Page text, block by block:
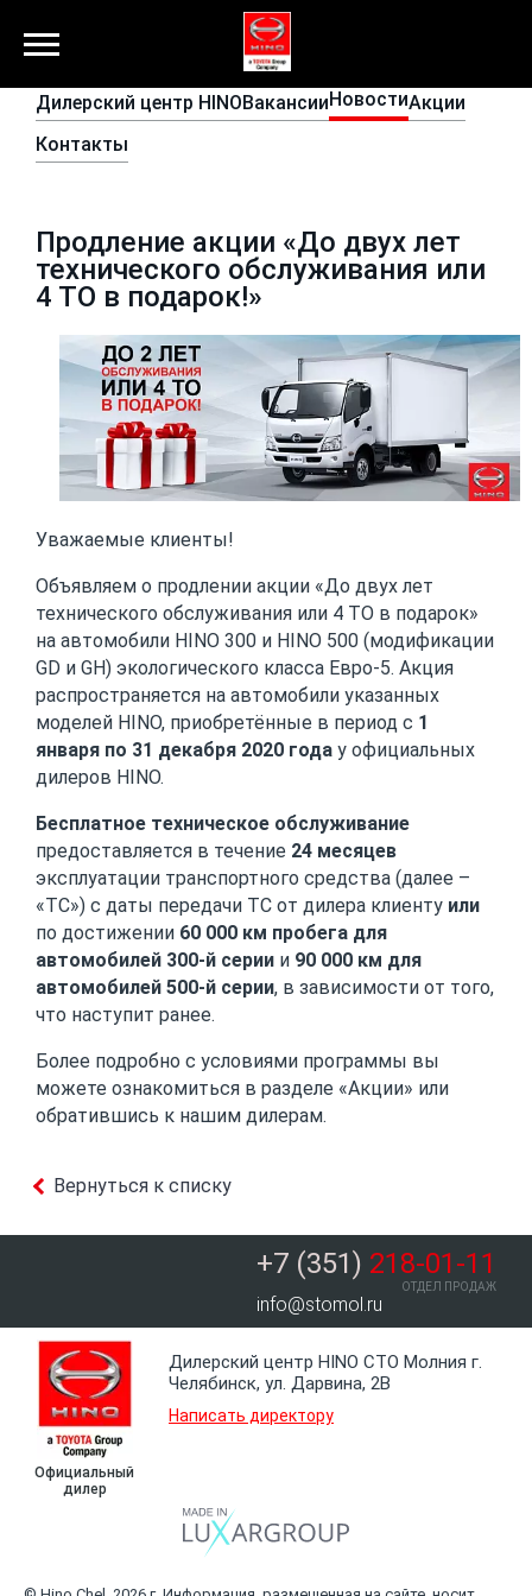
Дилерский центр HINOВакансииНовостиАкции
Контакты
Продление акции «До двух лет
технического обслуживания или
4 ТО в подарок!»
Уважаемые клиенты!
Объявляем о продлении акции «До двух лет
технического обслуживания или 4 ТО в подарок»
на автомобили HINO 300 и HINO 500 (модификации
GD и GH) экологического класса Евро-5. Акция
распространяется на автомобили указанных
моделей HINO, приобретённые в период с 1
января по 31 декабря 2020 года у официальных
дилеров HINO.
Бесплатное техническое обслуживание
предоставляется в течение 24 месяцев
эксплуатации транспортного средства (далее –
«ТС») с даты передачи ТС от дилера клиенту или
по достижении 60 000 км пробега для
автомобилей 300-й серии и 90 000 км для
автомобилей 500-й серии, в зависимости от того,
что наступит ранее.
Более подробно с условиями программы вы
можете ознакомиться в разделе «Акции» или
обратившись к нашим дилерам.
Вернуться к списку
+7 (351) 218-01-11
ОТДЕЛ ПРОДАЖ
info@stomol.ru
Официальный
дилер
Дилерский центр HINO СТО Молния г.
Челябинск, ул. Дарвина, 2В
Написать директору